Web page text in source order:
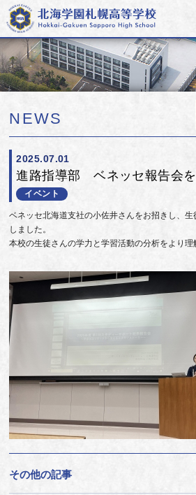
NEWS
2025.07.01
進路指導部 ベネッセ報告会
イベント
ベネッセ北海道支社の小佐井さんをお招きし、
しました。
本校の生徒さんの学力と学習活動の分析をより理
その他の記事